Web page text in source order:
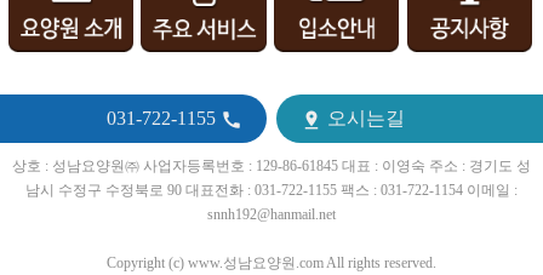
031-722-1155   오시는길
상호 : 성남요양원㈜ 사업자등록번호 : 129-86-61845 대표 : 이영숙 주소 : 경기도 성
남시 수정구 수정북로 90 대표전화 : 031-722-1155 팩스 : 031-722-1154 이메일 :
snnh192@hanmail.net
Copyright (c) www.성남요양원.com All rights reserved.